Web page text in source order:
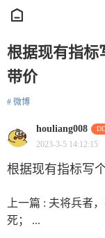
根据现有指标
带价
# 微博
houliang008
2023-3-5 14:12:15
根据现有指标写
上一篇 : 夫将兵者
死； ...